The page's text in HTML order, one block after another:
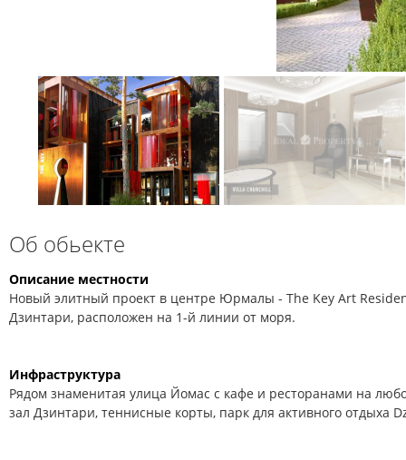
Об обьекте
Описание местности
Новый элитный проект в центре Юрмалы - The Key Art
Дзинтари, расположен на 1-й линии от моря.
Инфраструктура
Рядом знаменитая улица Йомас с кафе и ресторанами на
зал Дзинтари, теннисные корты, парк для активного отдыха